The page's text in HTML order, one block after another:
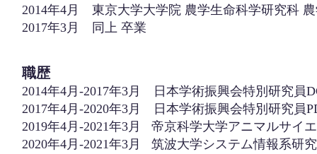
2014年4月 東京大学大学院 農学生命科学研究科
2017年3月 同上 卒業
職歴
2014年4月-2017年3月 日本学術振興会特別研究員
2017年4月-2020年3月 日本学術振興会特別研究員
2019年4月-2021年3月 帝京科学大学アニマルサイ
2020年4月-2021年3月 筑波大学システム情報系研